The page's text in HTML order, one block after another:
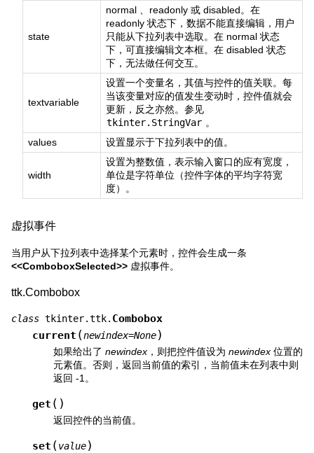
state
normal 、readonly 或 disabled。在
readonly 状态下，数据不能直接编辑，用户
只能从下拉列表中选取。在 normal 状态
下，可直接编辑文本框。在 disabled 状态
下，无法做任何交互。
textvariable
设置一个变量名，其值与控件的值关联。每
当该变量对应的值发生变动时，控件值就会
更新，反之亦然。参见
tkinter.StringVar 。
values
设置显示于下拉列表中的值。
width
设置为整数值，表示输入窗口的应有宽度，
单位是字符单位（控件字体的平均字符宽
度）。
虚拟事件
当用户从下拉列表中选择某个元素时，控件会生成一条
<<ComboboxSelected>> 虚拟事件。
ttk.Combobox
class tkinter.ttk. Combobox
current (newindex=None)
如果给出了 newindex ，则把控件值设为 newindex 位置的
元素值。否则，返回当前值的索引，当前值未在列表中则
返回 -1。
get ( )
返回控件的当前值。
set (value)